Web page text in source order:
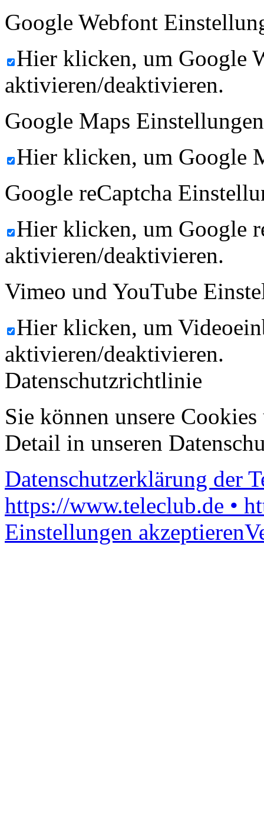
Google Webfont
Hier klicken, um Google
aktivieren/deaktivieren.
Google Maps
Hier klicken, um Google
Google reCaptcha
Hier klicken, um Google
aktivieren/deaktivieren.
Vimeo und YouTube
Hier klicken, um
aktivieren/deaktivieren.
Datenschutzrichtlinie
Sie können unsere
Detail in unseren
Datenschutzerklärung der
https://www.teleclub.de •
Einstellungen akzeptieren